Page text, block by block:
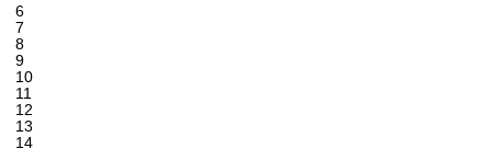
6
7
8
9
10
11
12
13
14